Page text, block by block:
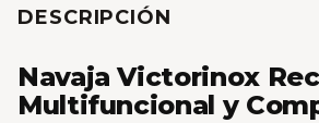
DESCRIPCIÓN
Navaja Victorinox
Multifuncional y